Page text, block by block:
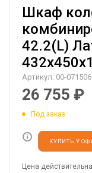
Шкаф
42.2(L)
Артикул: 00-
26 755 ₽
Под заказ
КУПИТЬ У
Цена